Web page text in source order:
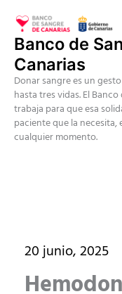
contenido
Banco de
Canarias
Donar sangre es un
hasta tres vidas. El
trabaja para que esa
paciente que la necesita,
cualquier momento.
20 junio, 2025